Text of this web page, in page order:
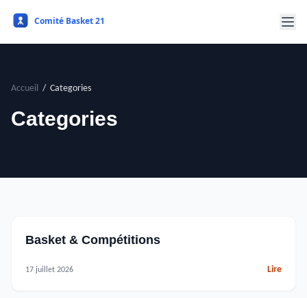
Accueil Categories
Categories
Basket & Compétitions
17 juillet 2026 Lire